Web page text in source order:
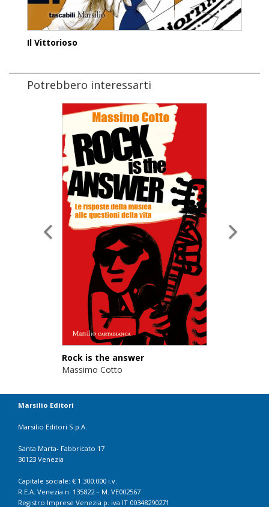
Il Vittorioso
Potrebbero interessarti
Rock is the answer
Massimo Cotto
Marsilio Editori
Marsilio Editori S.p.A.
Santa Marta- Fabbricato 17
30123 Venezia
Capitale sociale: € 1.300.000 i.v.
R.E.A. Venezia n. 135822 – M. VE002567
Registro Imprese Venezia p. iva IT 00348290271